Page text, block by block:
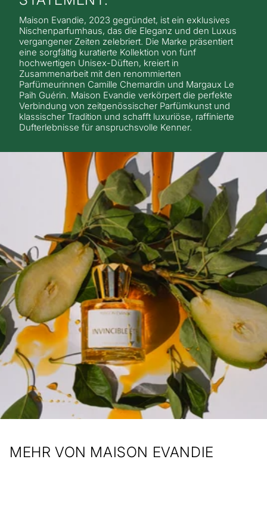
Maison Evandie, 2023 gegründet, ist ein exklusives
Nischenparfumhaus, das die Eleganz und den Luxus
vergangener Zeiten zelebriert. Die Marke präsentiert
eine sorgfältig kuratierte Kollektion von fünf
hochwertigen Unisex-Düften, kreiert in
Zusammenarbeit mit den renommierten
Parfümeurinnen Camille Chemardin und Margaux Le
Paih Guérin. Maison Evandie verkörpert die perfekte
Verbindung von zeitgenössischer Parfümkunst und
klassischer Tradition und schafft luxuriöse, raffinierte
Dufterlebnisse für anspruchsvolle Kenner.
MEHR VON MAISON EVANDIE